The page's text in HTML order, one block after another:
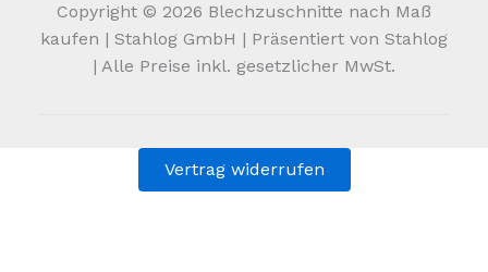
Copyright © 2026 Blechzuschnitte nach Maß
kaufen | Stahlog GmbH | Präsentiert von Stahlog
| Alle Preise inkl. gesetzlicher MwSt.
Vertrag widerrufen